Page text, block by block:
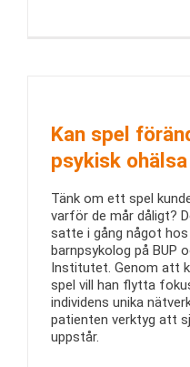
Kan spel
psykisk
Tänk om ett spel
varför de mår dåligt?
satte i gång något hos
barnpsykolog på BUP
Institutet. Genom att
spel vill han flytta
individens unika
patienten verktyg att
uppstår.